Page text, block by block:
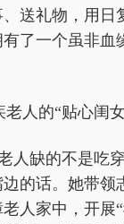
送礼物，用日
了一个虽非血
人的“贴心闺
人缺的不是吃
的话。她带领
人家中，开展